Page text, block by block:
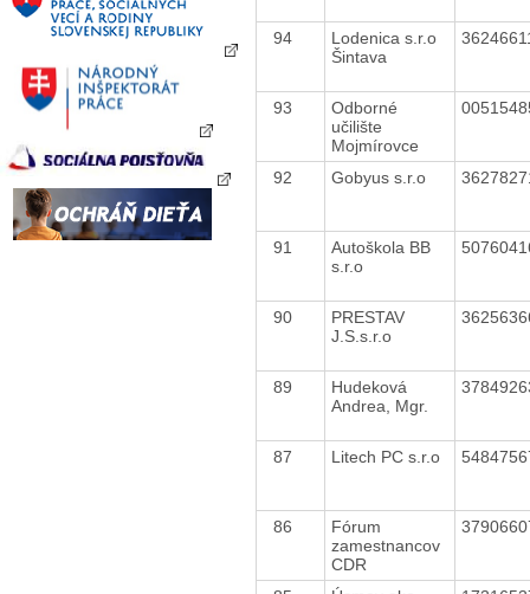
94
Lodenica s.r.o
Šintava
93
Odborné
učilište
Mojmírovce
92 Gobyus s.r.o
91
Autoškola BB
s.r.o
90
PRESTAV
J.S.s.r.o
89
Hudeková
Andrea, Mgr.
87 Litech PC s.r.o
86
Fórum
zamestnancov
CDR